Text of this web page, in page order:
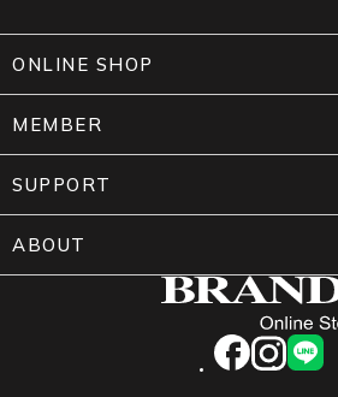
facebookinstagram
LINE
ONLINE SHOP
MEMBER
SUPPORT
ABOUT